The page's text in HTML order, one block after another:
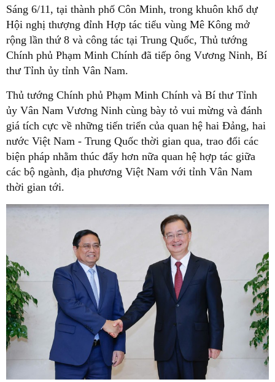
Sáng 6/11, tại thành phố Côn Minh, trong khuôn khổ dự
Hội nghị thượng đỉnh Hợp tác tiểu vùng Mê Kông mở
rộng lần thứ 8 và công tác tại Trung Quốc, Thủ tướng
Chính phủ Phạm Minh Chính đã tiếp ông Vương Ninh, Bí
thư Tỉnh ủy tỉnh Vân Nam.
Thủ tướng Chính phủ Phạm Minh Chính và Bí thư Tỉnh
ủy Vân Nam Vương Ninh cùng bày tỏ vui mừng và đánh
giá tích cực về những tiến triển của quan hệ hai Đảng, hai
nước Việt Nam - Trung Quốc thời gian qua, trao đổi các
biện pháp nhằm thúc đẩy hơn nữa quan hệ hợp tác giữa
các bộ ngành, địa phương Việt Nam với tỉnh Vân Nam
thời gian tới.